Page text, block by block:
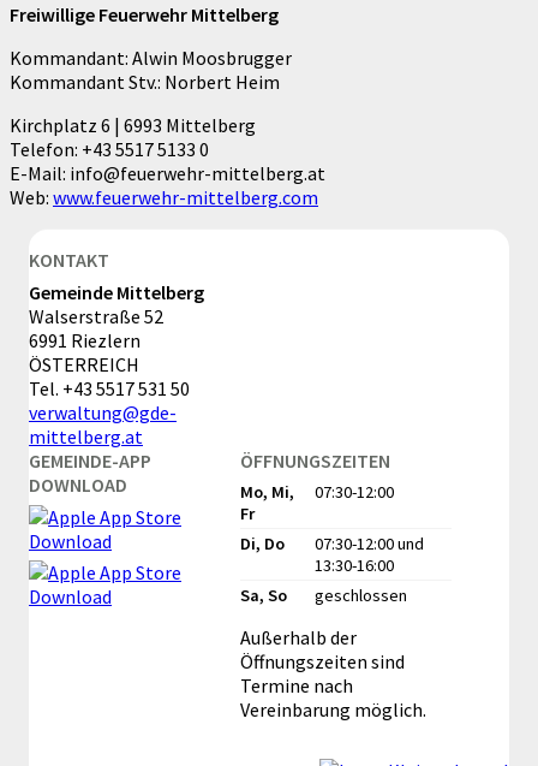
Freiwillige Feuerwehr Mittelberg
Kommandant: Alwin Moosbrugger
Kommandant Stv.: Norbert Heim
Kirchplatz 6 | 6993 Mittelberg
Telefon: +43 5517 5133 0
E-Mail: info@feuerwehr-mittelberg.at
Web: www.feuerwehr-mittelberg.com
KONTAKT
Gemeinde Mittelberg
Walserstraße 52
6991 Riezlern
ÖSTERREICH
Tel. +43 5517 531 50
verwaltung@gde-
mittelberg.at
GEMEINDE-APP
DOWNLOAD
ÖFFNUNGSZEITEN
Mo, Mi,
Fr
07:30-12:00
Di, Do 07:30-12:00und
13:30-16:00
Sa, So
geschlossen
Außerhalb der
Öffnungszeiten sind
Termine nach
Vereinbarung möglich.